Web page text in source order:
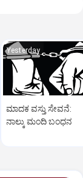
Yesterday
ಮಾದಕ ವಸ್ತು ಸೇವನೆ:
ನಾಲ್ಕು ಮಂದಿ ಬಂಧನ